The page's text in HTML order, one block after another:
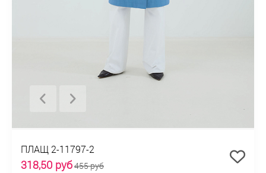
ПЛАЩ 2-11797-2
318,50 руб455 руб